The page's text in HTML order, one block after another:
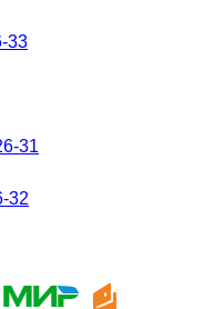
33
31
32